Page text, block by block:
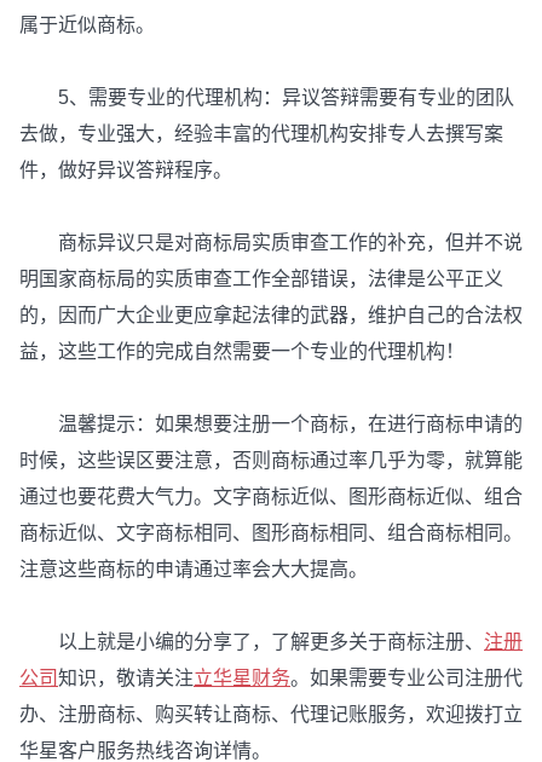
属于近似商标。
5、需要专业的代理机构：异议答辩需要有专业的团队
去做，专业强大，经验丰富的代理机构安排专人去撰写案
件，做好异议答辩程序。
商标异议只是对商标局实质审查工作的补充，但并不说
明国家商标局的实质审查工作全部错误，法律是公平正义
的，因而广大企业更应拿起法律的武器，维护自己的合法权
益，这些工作的完成自然需要一个专业的代理机构！
温馨提示：如果想要注册一个商标，在进行商标申请的
时候，这些误区要注意，否则商标通过率几乎为零，就算能
通过也要花费大气力。文字商标近似、图形商标近似、组合
商标近似、文字商标相同、图形商标相同、组合商标相同。
注意这些商标的申请通过率会大大提高。
以上就是小编的分享了，了解更多关于商标注册、 注册
公司知识，敬请关注立华星财务。如果需要专业公司注册代
办、注册商标、购买转让商标、代理记账服务，欢迎拨打立
华星客户服务热线咨询详情。